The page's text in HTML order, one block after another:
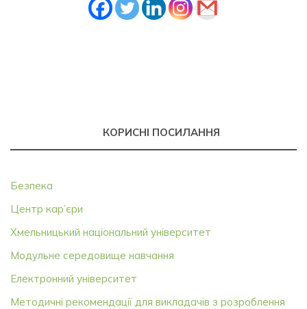
КОРИСНІ ПОСИЛАННЯ
Безпека
Центр кар’єри
Хмельницький національний університет
Модульне середовище навчання
Електронний університет
Методичні рекомендації для викладачів з розроблення